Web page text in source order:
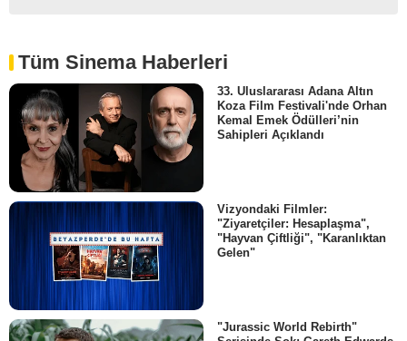
Tüm Sinema Haberleri
33. Uluslararası Adana Altın
Koza Film Festivali'nde Orhan
Kemal Emek Ödülleri’nin
Sahipleri Açıklandı
Vizyondaki Filmler:
"Ziyaretçiler: Hesaplaşma",
"Hayvan Çiftliği", "Karanlıktan
Gelen"
"Jurassic World Rebirth"